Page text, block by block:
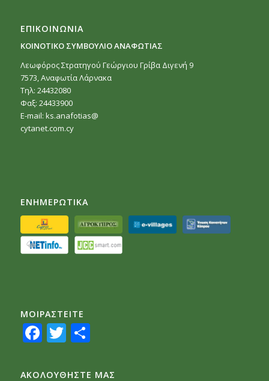
ΕΠΙΚΟΙΝΩΝΙΑ
ΚΟΙΝΟΤΙΚΟ ΣΥΜΒΟΥΛΙΟ ΑΝΑΦΩΤΙΑΣ
Λεωφόρος Στρατηγού Γεώργιου Γρίβα Διγενή 9
7573, Αναφωτία Λάρνακα
Τηλ: 24432080
Φαξ: 24433900
E-mail: ks.anafotias@
cytanet.com.cy
ΕΝΗΜΕΡΩΤΙΚΑ
ΜΟΙΡΑΣTEITE
Facebook
Twitter
Share
ΑΚΟΛΟΥΘΗΣΤΕ ΜΑΣ